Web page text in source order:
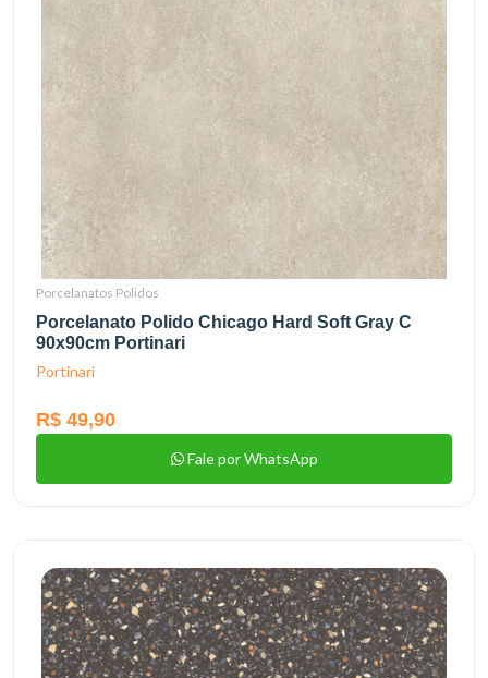
Porcelanatos Polidos
Porcelanato Polido Chicago Hard Soft Gray C
90x90cm Portinari
Portinari
R$ 49,90
Fale por WhatsApp